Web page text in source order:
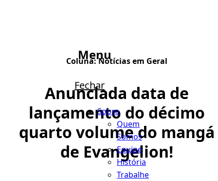
Menu
Fechar
Sobre
Quem
Somos
Equipe
História
Trabalhe
Coluna:Notícias em Geral
Anunciada data de
lançamento do décimo
quarto volume do mangá
de Evangelion!